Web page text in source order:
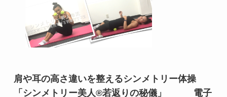
肩や耳の高さ違いを整えるシンメトリー体操
「シンメトリー美人®若返りの秘儀」 電子